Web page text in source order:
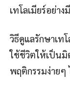
เทโลเมียร์อย่า
วิธีดูแลรักษาเท
ใช้ชีวิตให้เป็น
พฤติกรรมง่ายๆ